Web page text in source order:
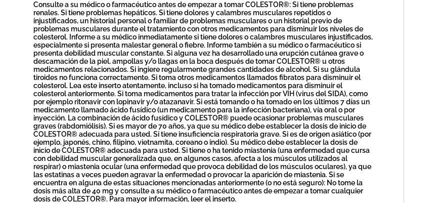
Consulte a su médico o farmacéutico antes de empezar a tomar COLESTOR®: Si tiene problemas
renales. Si tiene problemas hepáticos. Si tiene dolores y calambres musculares repetidos o
injustificados, un historial personal o familiar de problemas musculares o un historial previo de
problemas musculares durante el tratamiento con otros medicamentos para disminuir los niveles de
colesterol. Informe a su médico inmediatamente si tiene dolores o calambres musculares injustificados,
especialmente si presenta malestar general o fiebre. Informe también a su médico o farmacéutico si
presenta debilidad muscular constante. Si alguna vez ha desarrollado una erupción cutánea grave o
descamación de la piel, ampollas y/o llagas en la boca después de tomar COLESTOR® u otros
medicamentos relacionados. Si ingiere regularmente grandes cantidades de alcohol. Si su glándula
tiroides no funciona correctamente. Si toma otros medicamentos llamados fibratos para disminuir el
colesterol. Lea este inserto atentamente, incluso si ha tomado medicamentos para disminuir el
colesterol anteriormente. Si toma medicamentos para tratar la infección por VIH (virus del SIDA), como
por ejemplo ritonavir con lopinavir y/o atazanavir. Si está tomando o ha tomado en los últimos 7 días un
medicamento llamado ácido fusídico (un medicamento para la infección bacteriana), vía oral o por
inyección. La combinación de ácido fusídico y COLESTOR® puede ocasionar problemas musculares
graves (rabdomiólisis). Si es mayor de 70 años, ya que su médico debe establecer la dosis de inicio de
COLESTOR® adecuada para usted. Si tiene insuficiencia respiratoria grave. Si es de origen asiático (por
ejemplo, japonés, chino, filipino, vietnamita, coreano o indio). Su médico debe establecer la dosis de
inicio de COLESTOR® adecuada para usted. Si tiene o ha tenido miastenia (una enfermedad que cursa
con debilidad muscular generalizada que, en algunos casos, afecta a los músculos utilizados al
respirar) o miastenia ocular (una enfermedad que provoca debilidad de los músculos oculares), ya que
las estatinas a veces pueden agravar la enfermedad o provocar la aparición de miastenia. Si se
encuentra en alguna de estas situaciones mencionadas anteriormente (o no está seguro): No tome la
dosis más alta de 40 mg y consulte a su médico o farmacéutico antes de empezar a tomar cualquier
dosis de COLESTOR®. Para mayor información, leer el inserto.